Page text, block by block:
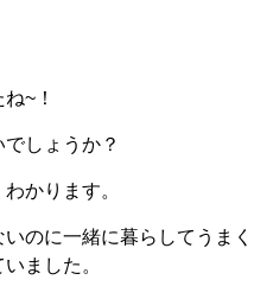
~！
しょうか？
かります。
のに一緒に暮らしてうまく
ました。